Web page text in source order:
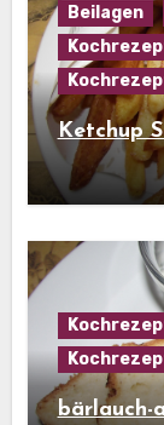
Beilagen
Ketchup
bärlauch-